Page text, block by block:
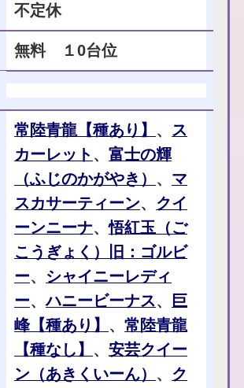
不定休
無料 １0台位
常陸青龍【種あり】 、 ス
カーレット 、富士の輝
（ふじのかがやき） 、 マ
スカサーティーン、 クイ
ーンニーナ、悟紅玉（ご
こうぎょく）旧：ゴルビ
ー、 シャイニーレディ
ー、ハニービーナス、
巨
峰【種あり】 、常陸青龍
【種なし】 、安芸クイー
ン（あきくいーん） 、 ク